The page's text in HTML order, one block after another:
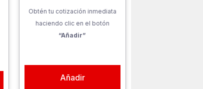
Obtén tu cotización inmediata
haciendo clic en el botón
“Añadir”
Añadir